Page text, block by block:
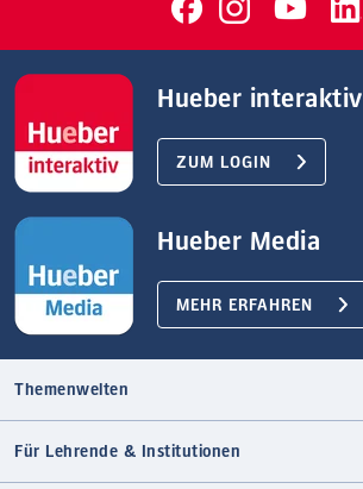
Hueber interaktiv
ZUM LOGIN
Hueber Media
MEHR ERFAHREN
Themenwelten
Für Lehrende & Institutionen